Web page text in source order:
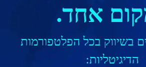
אחד.
בשיווק בכל הפלטפורמות
הדיגיטליות: